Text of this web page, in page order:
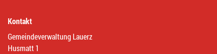
Kontakt
Gemeindeverwaltung Lauerz
Husmatt 1